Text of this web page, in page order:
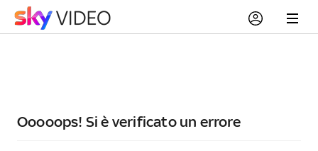
Ooooops! Si è verificato un errore